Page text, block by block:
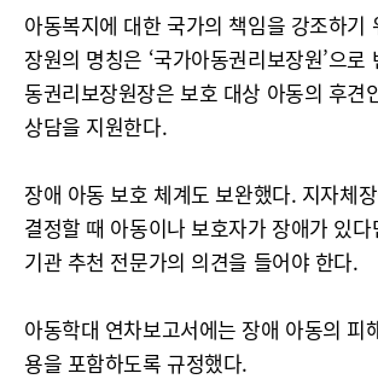
아동복지에 대한 국가의 책임을 강조하기
장원의 명칭은 ‘국가아동권리보장원’으
동권리보장원장은 보호 대상 아동의 후견
상담을 지원한다.
장애 아동 보호 체계도 보완했다. 지자체
결정할 때 아동이나 보호자가 장애가 있
기관 추천 전문가의 의견을 들어야 한다.
아동학대 연차보고서에는 장애 아동의 피
용을 포함하도록 규정했다.